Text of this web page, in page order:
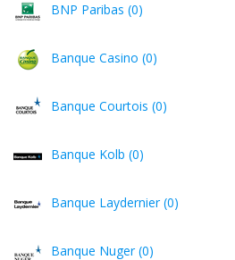
BNP Paribas (0)
Banque Casino (0)
Banque Courtois (0)
Banque Kolb (0)
Banque Laydernier (0)
Banque Nuger (0)